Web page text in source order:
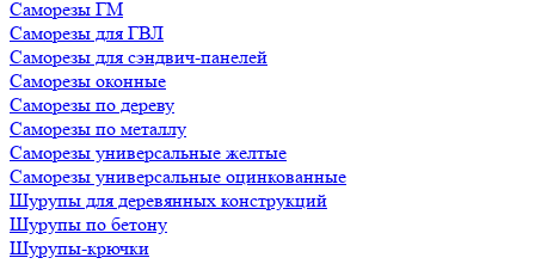
Саморезы ГМ
Саморезы для ГВЛ
Саморезы для сэндвич-панелей
Саморезы оконные
Саморезы по дереву
Саморезы по металлу
Саморезы универсальные желтые
Саморезы универсальные оцинкованные
Шурупы для деревянных конструкций
Шурупы по бетону
Шурупы-крючки